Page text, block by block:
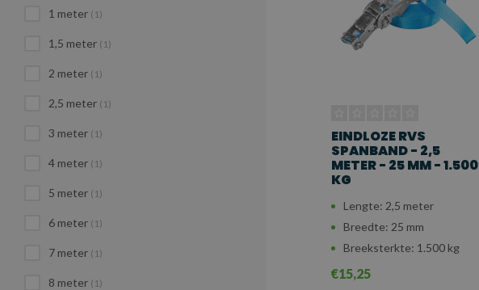
1 meter (1)
1,5 meter (1)
2 meter (1)
2,5 meter (1)
3 meter (1)
4 meter (1)
5 meter (1)
6 meter (1)
7 meter (1)
8 meter (1)
EINDLOZE RVS
SPANBAND - 2,5
METER - 25 MM - 1.500
KG
Lengte: 2,5 meter
Breedte: 25 mm
Breeksterkte: 1.500 kg
€15,25